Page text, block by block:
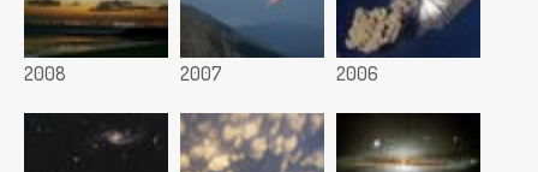
2008 2007 2006